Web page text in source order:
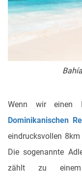
Wenn wir einen
Dominikanischen
eindrucksvollen
Die sogenannte
zählt zu